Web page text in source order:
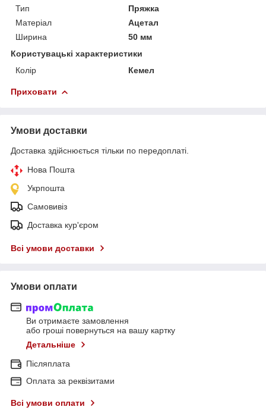
Тип
Пряжка
Матеріал
Ацетал
Ширина
50 мм
Користувацькi характеристики
Колір
Кемел
Приховати
Умови доставки
Доставка здійснюється тільки по передоплаті.
Нова Пошта
Укрпошта
Самовивіз
Доставка кур'єром
Всі умови доставки
Умови оплати
Ви отримаєте замовлення
або гроші повернуться на вашу картку
Детальніше
Післяплата
Оплата за реквізитами
Всі умови оплати